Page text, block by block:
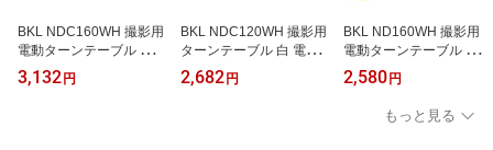
BKL NDC160WH 撮影用
電動ターンテーブル 白
天盤色替えボード付き
（5色) フィギュア撮影
3,132円
BKL NDC120WH 撮影用
ターンテーブル 白 電動
ターンテーブル フィギュ
ア撮影 ディスプレイ展示
2,682円
BKL ND160WH 撮影用
電動ターンテーブル 白
天盤色替えボード付き
（5色) フィギュア撮影
ディスプレイ展示など 耐
荷重2kg
2,580円
もっと見る